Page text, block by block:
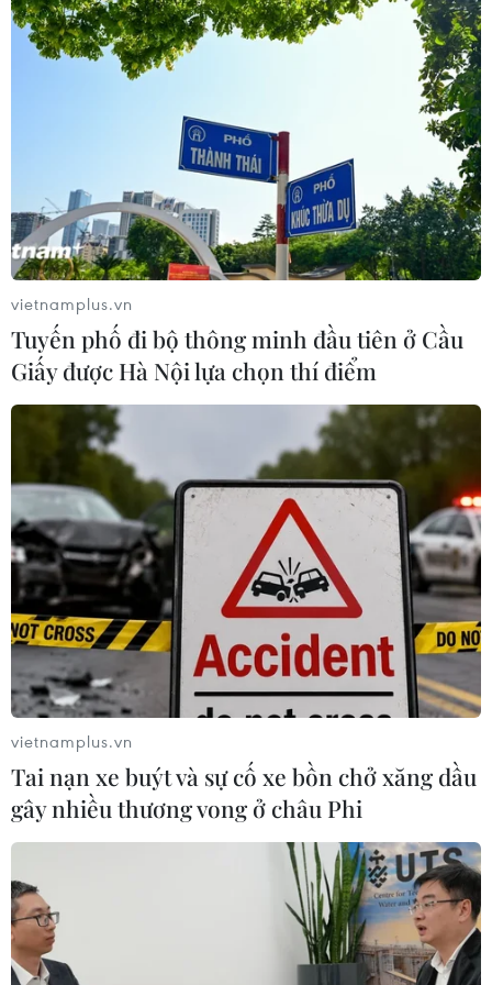
vietnamplus.vn
Tuyến phố đi bộ thông minh đầu tiên ở Cầu
Giấy được Hà Nội lựa chọn thí điểm
vietnamplus.vn
Tai nạn xe buýt và sự cố xe bồn chở xăng dầu
gây nhiều thương vong ở châu Phi